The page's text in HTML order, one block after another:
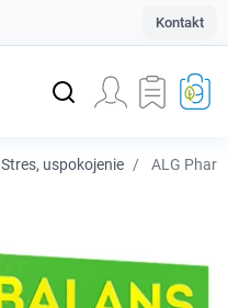
Kontakt
Stres, uspokojenie ALG